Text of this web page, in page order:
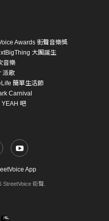
Awards 街聲音樂獎
大團誕生
音樂
派歌
簡單生活節
Carnival
YEAH 吧
App
街聲.